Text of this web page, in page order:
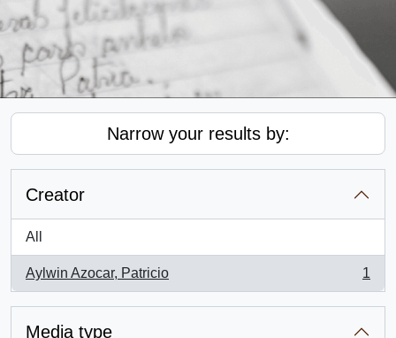
Narrow your results by:
Creator
All
Aylwin Azocar, Patricio
, 1 results
1
Media type